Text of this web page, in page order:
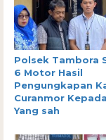
Polsek Tambora
6 Motor Hasil
Pengungkapan
Curanmor
Yang sah